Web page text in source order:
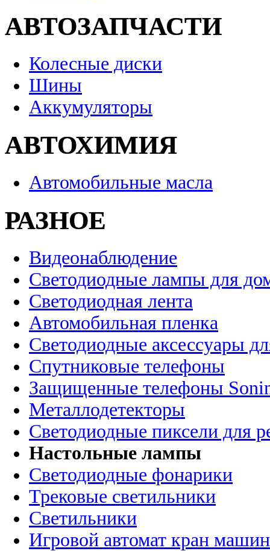
АВТОЗАПЧАСТИ
Колесные диски
Шины
Аккумуляторы
АВТОХИМИЯ
Автомобильные масла
РАЗНОЕ
Видеонаблюдение
Светодиодные лампы для
Светодиодная лента
Автомобильная пленка
Светодиодные аксессуары
Спутниковые телефоны
Защищенные телефоны
Металлодетекторы
Светодиодные пиксели для
Настольные лампы
Светодиодные фонарики
Трековые светильники
Светильники
Игровой автомат кран